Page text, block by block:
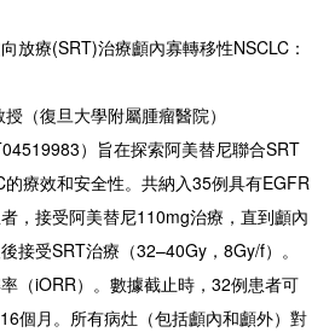
放療(SRT)治療顱內寡轉移性NSCLC：
（復旦大學附屬腫瘤醫院）
）旨在探索阿美替尼聯合SRT
療效和安全性。共納入35例具有EGFR
，接受阿美替尼110mg治療，直到顱內
接受SRT治療（32–40Gy，8Gy/f）。
（iORR）。數據截止時，32例患者可
個月。所有病灶（包括顱內和顱外）對